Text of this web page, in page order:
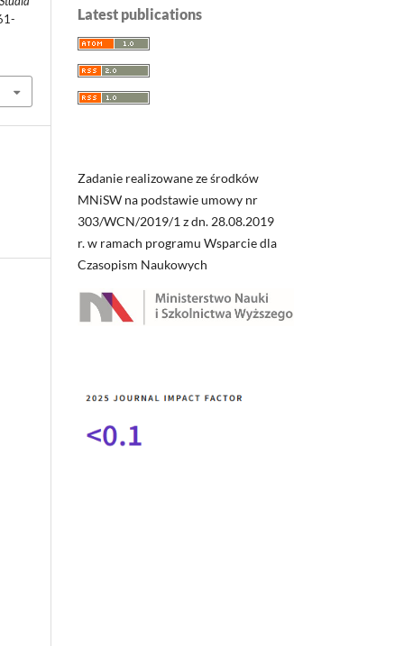
Latest publications
Zadanie realizowane ze środków
MNiSW na podstawie umowy nr
303/WCN/2019/1 z dn. 28.08.2019
r. w ramach programu Wsparcie dla
Czasopism Naukowych